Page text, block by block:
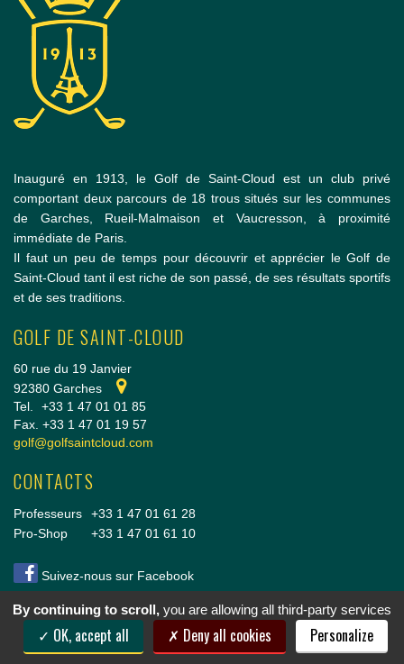
Inauguré en 1913, le Golf de Saint-Cloud est un club privé
comportant deux parcours de 18 trous situés sur les communes
de Garches, Rueil-Malmaison et Vaucresson, à proximité
immédiate de Paris.
Il faut un peu de temps pour découvrir et apprécier le Golf de
Saint-Cloud tant il est riche de son passé, de ses résultats sportifs
et de ses traditions.
GOLF DE SAINT-CLOUD
60 rue du 19 Janvier
92380 Garches
Tel.
+33 1 47 01 01 85
Fax. +33 1 47 01 19 57
golf@golfsaintcloud.com
CONTACTS
Professeurs
+33 1 47 01 61 28
Pro-Shop
+33 1 47 01 61 10
Suivez-nous sur Facebook
Copyright © 2014 Golf de Saint-Cloud |Conditions Générales de vente|Mentions légales
& crédits |Cookies|Politique de confidentialité Nous rejoindre
Réalisation vt-design
2014
By continuing to scroll, you are allowing all third-party services
OK, accept all Deny all cookies Personalize